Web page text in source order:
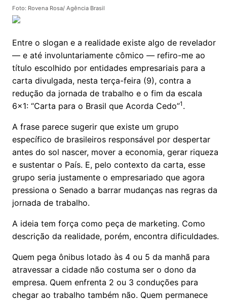
Foto: Rovena Rosa/ Agência Brasil
Entre o slogan e a realidade existe algo de revelador
— e até involuntariamente cômico — refiro-me ao
título escolhido por entidades empresariais para a
carta divulgada, nesta terça-feira (9), contra a
redução da jornada de trabalho e o fim da escala
6x1: “Carta para o Brasil que Acorda Cedo”1 .
A frase parece sugerir que existe um grupo
específico de brasileiros responsável por despertar
antes do sol nascer, mover a economia, gerar riqueza
e sustentar o País. E, pelo contexto da carta, esse
grupo seria justamente o empresariado que agora
pressiona o Senado a barrar mudanças nas regras da
jornada de trabalho.
A ideia tem força como peça de marketing. Como
descrição da realidade, porém, encontra dificuldades.
Quem pega ônibus lotado às 4 ou 5 da manhã para
atravessar a cidade não costuma ser o dono da
empresa. Quem enfrenta 2 ou 3 conduções para
chegar ao trabalho também não. Quem permanece